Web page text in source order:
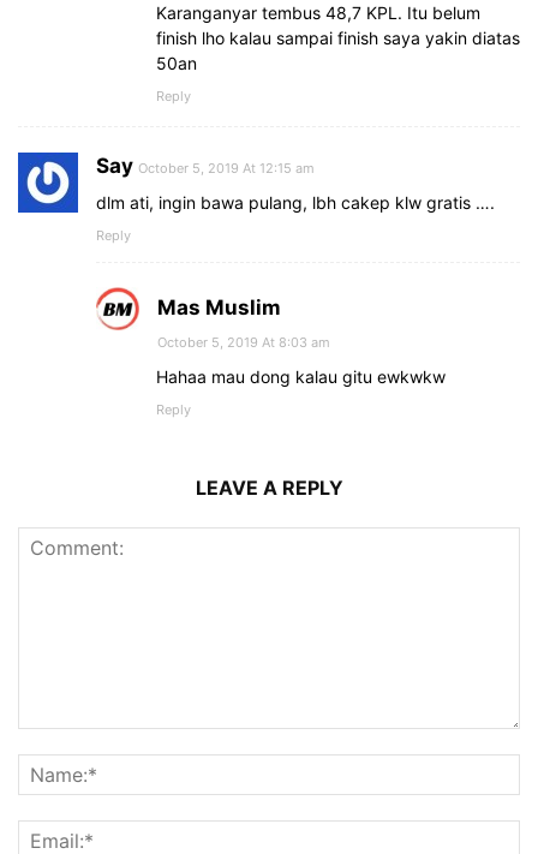
Karanganyar tembus 48,7 KPL. Itu belum
finish lho kalau sampai finish saya yakin diatas
50an
Reply
Say October 5, 2019 At 12:15 am
dlm ati, ingin bawa pulang, lbh cakep klw gratis ….
Reply
Mas Muslim
October 5, 2019 At 8:03 am
Hahaa mau dong kalau gitu ewkwkw
Reply
LEAVE A REPLY